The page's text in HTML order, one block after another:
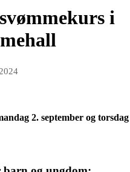
i
2. september og torsdag